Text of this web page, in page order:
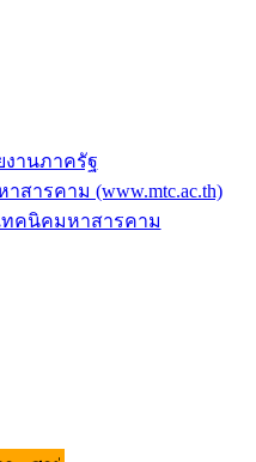
งานภาครัฐ
ารคาม (www.mtc.ac.th)
ทคนิคมหาสารคาม